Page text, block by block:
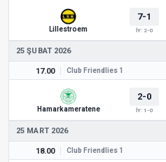
Lillestroem
7-1
İY: 2-0
25 ŞUBAT 2026
17.00 Club Friendlies 1
Hamarkameratene
2-0
İY: 1-0
25 MART 2026
18.00 Club Friendlies 1